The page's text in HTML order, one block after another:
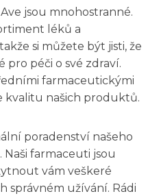
jsou mnohostranné.
léků a
si můžete být jisti, že
pro péči o své zdraví.
farmaceutickými
kvalitu našich produktů.
poradenství našeho
farmaceuti jsou
vám veškeré
správném užívání. Rádi